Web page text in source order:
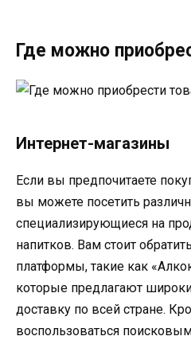
Где можно
Интернет-магазины
Если вы предпочитаете
вы можете посетить
специализирующиеся на
напитков. Вам стоит
платформы, такие как
которые предлагают
доставку по всей стране.
воспользоваться